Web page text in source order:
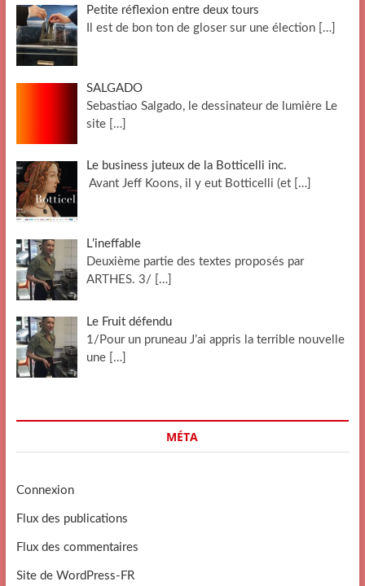
Petite réflexion entre deux tours
Il est de bon ton de gloser sur une élection
[…]
SALGADO
Sebastiao Salgado, le dessinateur de lumière Le
site
[…]
Le business juteux de la Botticelli inc.
Avant Jeff Koons, il y eut Botticelli (et
[…]
L’ineffable
Deuxième partie des textes proposés par
ARTHES. 3/
[…]
Le Fruit défendu
1/Pour un pruneau J’ai appris la terrible nouvelle
une
[…]
MÉTA
Connexion
Flux des publications
Flux des commentaires
Site de WordPress-FR